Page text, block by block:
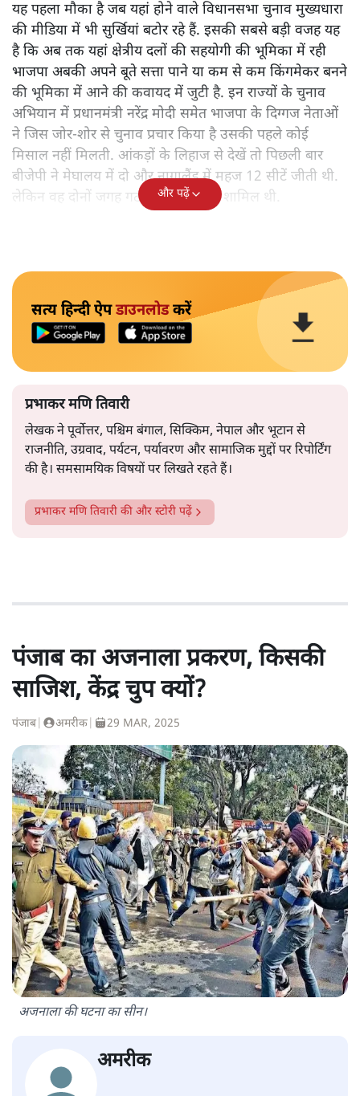
यह पहला मौका है जब यहां होने वाले विधानसभा चुनाव मुख्यधारा
की मीडिया में भी सुर्खियां बटोर रहे हैं. इसकी सबसे बड़ी वजह यह
है कि अब तक यहां क्षेत्रीय दलों की सहयोगी की भूमिका में रही
भाजपा अबकी अपने बूते सत्ता पाने या कम से कम किंगमेकर बनने
की भूमिका में आने की कवायद में जुटी है. इन राज्यों के चुनाव
अभियान में प्रधानमंत्री नरेंद्र मोदी समेत भाजपा के दिग्गज नेताओं
ने जिस जोर-शोर से चुनाव प्रचार किया है उसकी पहले कोई
मिसाल नहीं मिलती. आंकड़ों के लिहाज से देखें तो पिछली बार
बीजेपी ने मेघालय में दो और नागालैंड में महज 12 सीटें जीती थी.
लेकिन वह दोनों जगह गठबंधन सरकार में शामिल थी.
और पढ़ें
सत्य हिन्दी ऐपडाउनलोडकरें
प्रभाकर मणि तिवारी
लेखक ने पूर्वोत्तर, पश्चिम बंगाल, सिक्किम, नेपाल और भूटान से
राजनीति, उग्रवाद, पर्यटन, पर्यावरण और सामाजिक मुद्दों पर रिपोर्टिंग
की है। समसामयिक विषयों पर लिखते रहते हैं।
प्रभाकर मणि तिवारी की और स्टोरी पढ़ें
पंजाब का अजनाला प्रकरण, किसकी
साजिश, केंद्र चुप क्यों?
पंजाब अमरीक 29 MAR, 2025
अजनाला की घटना का सीन।
अमरीक